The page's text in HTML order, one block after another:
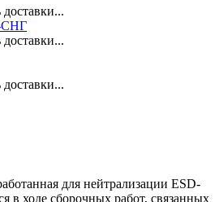
СНГ
для нейтрализации ESD-
в ходе сборочных работ, связанных